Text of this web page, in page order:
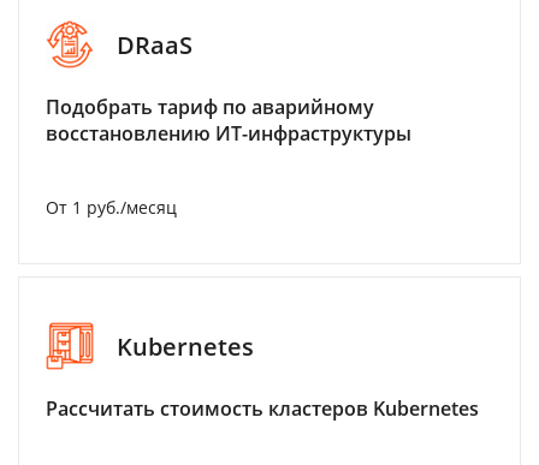
DRaaS
Подобрать тариф по аварийному
восстановлению ИТ-инфраструктуры
От 1 руб./месяц
Kubernetes
Рассчитать стоимость кластеров Kubernetes